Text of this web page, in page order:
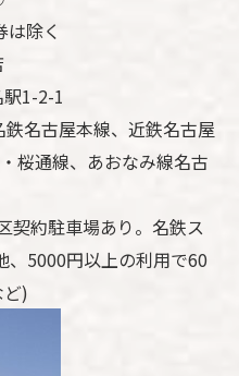
除く
1-2-1
名古屋本線、近鉄名古屋
桜通線、あおなみ線名古
約駐車場あり。名鉄ス
、5000円以上の利用で60
)